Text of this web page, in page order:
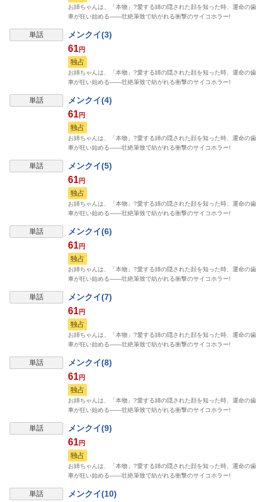
お姉ちゃんは、「本物」?愛する姉の隠された顔を知った時、運命の歯
車が狂い始める――壮絶筆致で紡がれる衝撃のサイコホラー!
単話 メンクイ(3)
61円
独占
お姉ちゃんは、「本物」?愛する姉の隠された顔を知った時、運命の歯
車が狂い始める――壮絶筆致で紡がれる衝撃のサイコホラー!
単話 メンクイ(4)
61円
独占
お姉ちゃんは、「本物」?愛する姉の隠された顔を知った時、運命の歯
車が狂い始める――壮絶筆致で紡がれる衝撃のサイコホラー!
単話 メンクイ(5)
61円
独占
お姉ちゃんは、「本物」?愛する姉の隠された顔を知った時、運命の歯
車が狂い始める――壮絶筆致で紡がれる衝撃のサイコホラー!
単話 メンクイ(6)
61円
独占
お姉ちゃんは、「本物」?愛する姉の隠された顔を知った時、運命の歯
車が狂い始める――壮絶筆致で紡がれる衝撃のサイコホラー!
単話 メンクイ(7)
61円
独占
お姉ちゃんは、「本物」?愛する姉の隠された顔を知った時、運命の歯
車が狂い始める――壮絶筆致で紡がれる衝撃のサイコホラー!
単話 メンクイ(8)
61円
独占
お姉ちゃんは、「本物」?愛する姉の隠された顔を知った時、運命の歯
車が狂い始める――壮絶筆致で紡がれる衝撃のサイコホラー!
単話 メンクイ(9)
61円
独占
お姉ちゃんは、「本物」?愛する姉の隠された顔を知った時、運命の歯
車が狂い始める――壮絶筆致で紡がれる衝撃のサイコホラー!
単話 メンクイ(10)